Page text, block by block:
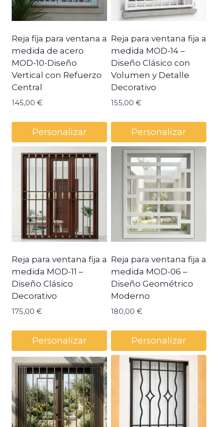
Reja fija para ventana a
medida de acero
MOD-10-Diseño
Vertical con Refuerzo
Central
145,00 €
Personalizar
Reja para ventana fija a
medida MOD-14 –
Diseño Clásico con
Volumen y Detalle
Decorativo
155,00 €
Personalizar
Reja para ventana fija a
medida MOD-11 –
Diseño Clásico
Decorativo
175,00 €
Personalizar
Reja para ventana fija a
medida MOD-06 –
Diseño Geométrico
Moderno
180,00 €
Personalizar